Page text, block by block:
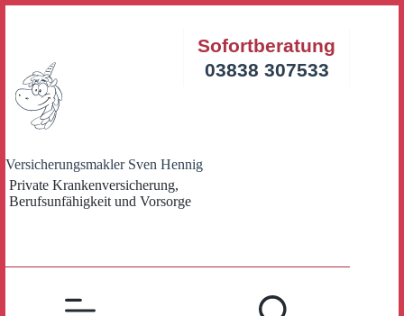
Versicherungsmakler Sven Hennig
Private Krankenversicherung,
Berufsunfähigkeit und Vorsorge
Sofortberatung
03838 307533